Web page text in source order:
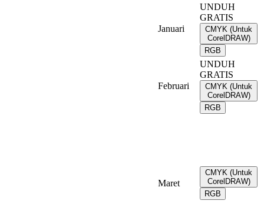
Januari
UNDUH
GRATIS
CMYK (Untuk
CorelDRAW)
RGB
Februari
UNDUH
GRATIS
CMYK (Untuk
CorelDRAW)
RGB
Maret
CMYK (Untuk
CorelDRAW)
RGB